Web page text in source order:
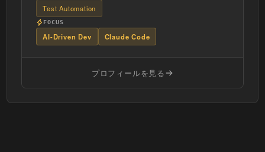
Test Automation
FOCUS
AI-Driven Dev Claude Code
プロフィールを見る